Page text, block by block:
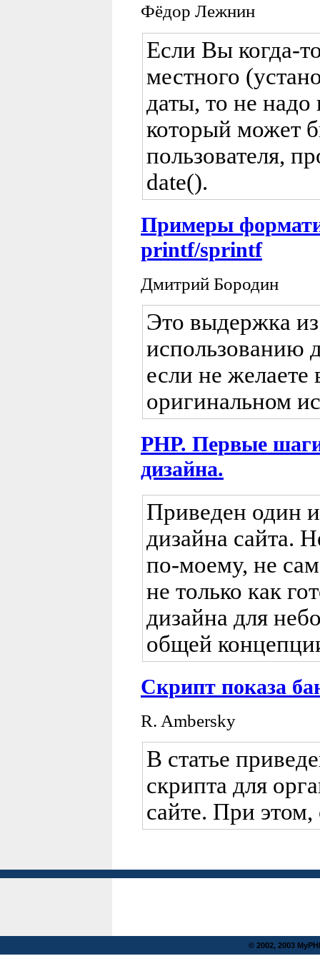
Фёдор Лежнин
Если Вы когда-
местного
даты, то не
который может
пользователя,
date().
Примеры
printf/sprintf
Дмитрий Бородин
Это выдержка
использованию
если не желаете
оригинальном
PHP. Первые
дизайна.
Приведен один
дизайна сайта.
по-моему, не
не только как
дизайна для
общей
Скрипт показа
R. Ambersky
В статье
скрипта для
сайте. При
© 2002, 2003